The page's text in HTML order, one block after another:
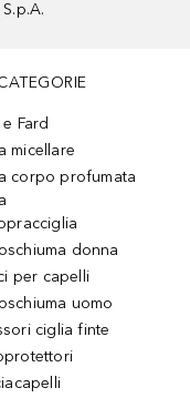
Fard
micellare
corpo profumata
donna
per capelli
uomo
ciglia finte